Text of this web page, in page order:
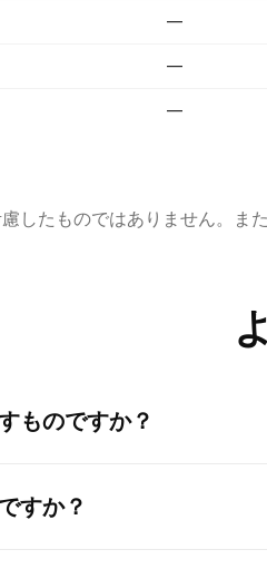
—
—
—
したものではありません。ま
ものですか？
すか？